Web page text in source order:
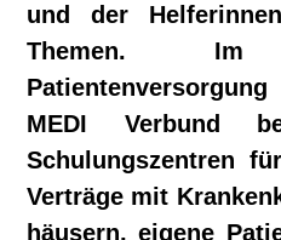
und der
Themen.
MEDI Verbund
Schulungszentren
Verträge mit
häusern, eigene